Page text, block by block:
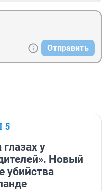
Отправить
5
у
Новый
убийства